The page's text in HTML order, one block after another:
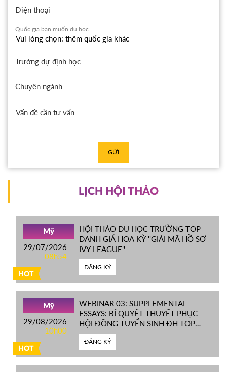
Điện thoại
Quốc gia bạn muốn du học
Trường dự định học
Chuyên ngành
GỬI
LỊCH HỘI THẢO
HOT
Mỹ
29/07/2026
08h54
HỘI THẢO DU HỌC TRƯỜNG TOP
DANH GIÁ HOA KỲ ''GIẢI MÃ HỒ SƠ
IVY LEAGUE''
ĐĂNG KÝ
HOT
Mỹ
29/08/2026
10h00
WEBINAR 03: SUPPLEMENTAL
ESSAYS: BÍ QUYẾT THUYẾT PHỤC
HỘI ĐỒNG TUYỂN SINH ĐH TOP
ĐẦU MỸ
ĐĂNG KÝ